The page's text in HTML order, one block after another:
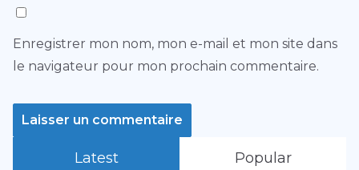
Enregistrer mon nom, mon e-mail et mon site dans
le navigateur pour mon prochain commentaire.
Latest Popular